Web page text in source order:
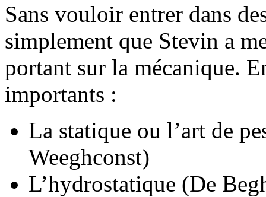
Sans vouloir entrer dans
simplement que Stevin a
portant sur la mécanique.
importants :
La statique ou l’art de
Weeghconst)
L’hydrostatique (De